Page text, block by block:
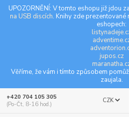
UPOZORNĚNÍ: V tomto eshopu již jdou
na USB discích. Knihy zde prezentované
eshopech:
jupos.cz
Věříme, že vám i tímto způsobem
zaujala.
CZK
+420 704 105 305
(Po-Čt, 8-16 hod.)